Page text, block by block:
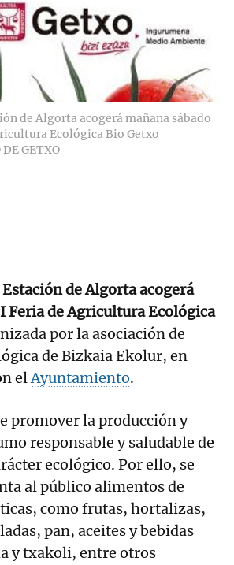
de Algorta acogerá mañana sábado
Ecológica Bio Getxo
GETXO
de Algorta acogerá
Feria de Agricultura Ecológica
por la asociación de
de Bizkaia Ekolur, en
elAyuntamiento.
promover la producción y
responsable y saludable de
ecológico. Por ello, se
al público alimentos de
como frutas, hortalizas,
pan, aceites y bebidas
y txakoli, entre otros